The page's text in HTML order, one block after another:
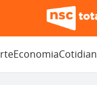
Economia